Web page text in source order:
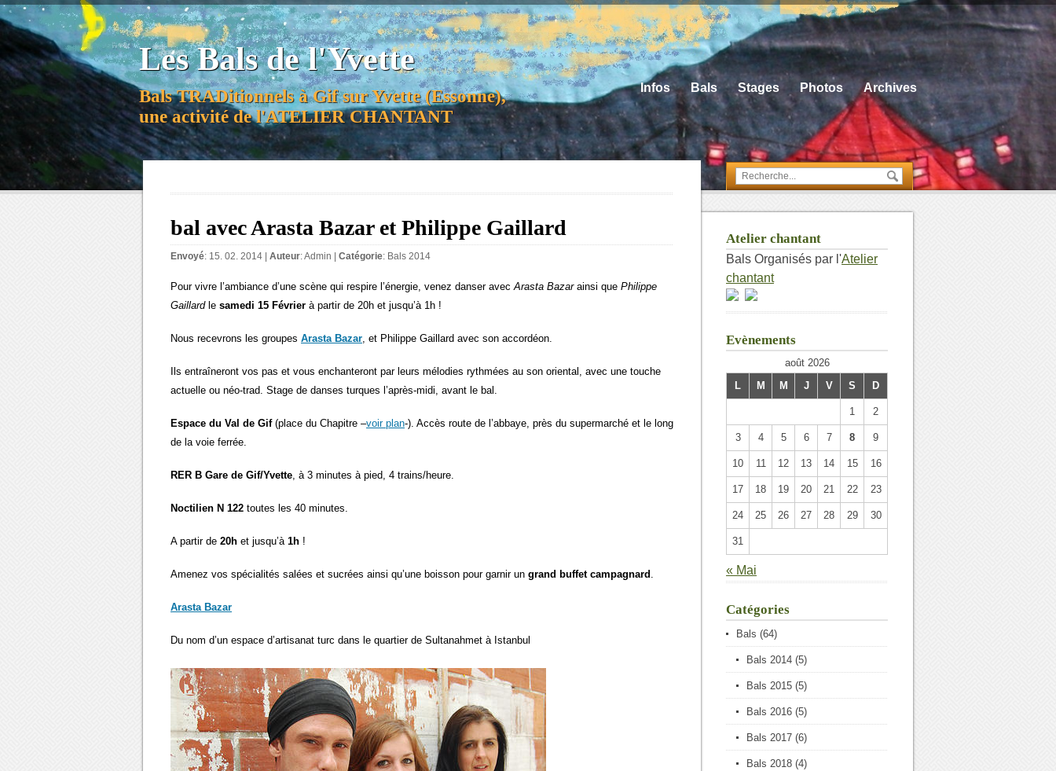
Les Bals de l'Yvette
Bals TRADitionnels à Gif sur Yvette (Essonne),
une activité de l'ATELIER CHANTANT
Infos Bals Stages Photos Archives
bal avec Arasta Bazar et Philippe Gaillard
Envoyé: 15. 02. 2014 | Auteur:Admin Catégorie: Bals 2014
Pour vivre l’ambiance d’une scène qui respire l’énergie, venez danser avecArasta Bazarainsi que Philippe
Gaillardle samedi 15 Février à partir de 20h et jusqu’à 1h !
Nous recevrons les groupes Arasta Bazar, et Philippe Gaillard avec son accordéon.
Ils entraîneront vos pas et vous enchanteront par leurs mélodies rythmées au son oriental, avec une touche
actuelle ou néo-trad. Stage de danses turques l’après-midi, avant le bal.
Espace du Val de Gif(place du Chapitre –voir plan-). Accès route de l’abbaye, près du supermarché et le long
de la voie ferrée.
RER B Gare de Gif/Yvette, à 3 minutes à pied, 4 trains/heure.
Noctilien N 122 toutes les 40 minutes.
A partir de 20h et jusqu’à 1h !
Amenez vos spécialités salées et sucrées ainsi qu’une boisson pour garnir un grand buffet campagnard .
Arasta Bazar
Du nom d’un espace d’artisanat turc dans le quartier de Sultanahmet à Istanbul
Atelier chantant
Bals Organisés par l'Atelier
chantant
Evènements
août 2026
L
M M J V S D
1 2
3 4 5 6 7 8 9
10 11 12 13 14 15 16
17 18 19 20 21 22 23
24 25 26 27 28 29 30
31
« Mai
Catégories
Bals (64)
Bals 2014 (5)
Bals 2015 (5)
Bals 2016 (5)
Bals 2017 (6)
Bals 2018 (4)